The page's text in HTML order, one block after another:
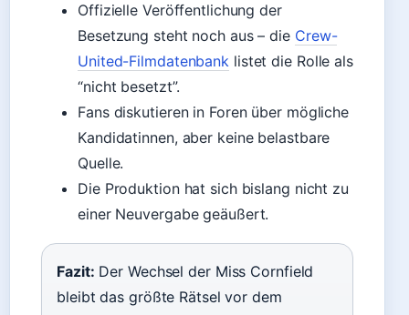
Offizielle Veröffentlichung der
Besetzung steht noch aus – die Crew-
United-Filmdatenbank listet die Rolle als
“nicht besetzt”.
Fans diskutieren in Foren über mögliche
Kandidatinnen, aber keine belastbare
Quelle.
Die Produktion hat sich bislang nicht zu
einer Neuvergabe geäußert.
Fazit: Der Wechsel der Miss Cornfield
bleibt das größte Rätsel vor dem